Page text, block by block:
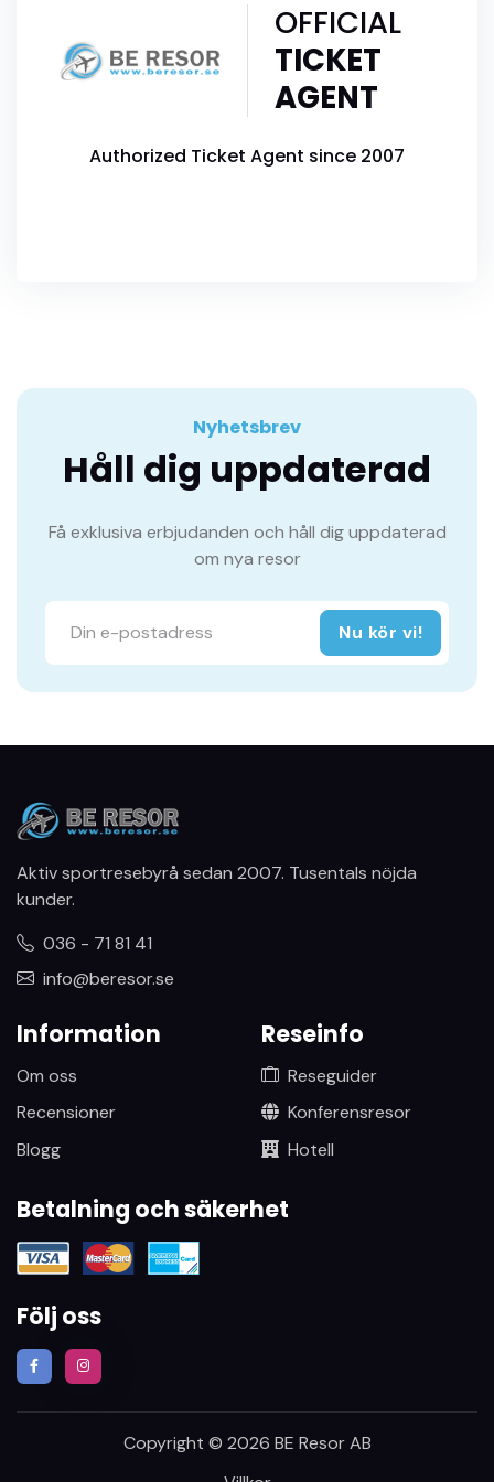
OFFICIAL
TICKET
AGENT
Authorized Ticket Agent since 2007
Nyhetsbrev
Håll dig uppdaterad
Få exklusiva erbjudanden och håll dig uppdaterad
om nya resor
Nu kör vi!
Aktiv sportresebyrå sedan 2007. Tusentals nöjda
kunder.
036 - 71 81 41
info@beresor.se
Information
Om oss
Recensioner
Blogg
Reseinfo
Reseguider
Konferensresor
Hotell
Betalning och säkerhet
Följ oss
Copyright © 2026 BE Resor AB